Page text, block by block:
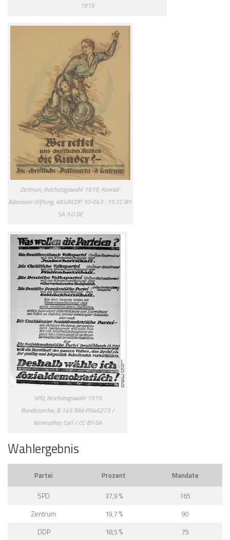
1919
Zentrum, Reichstagswahl 1919, Konrad-
Adenauer-Stiftung, KAS/ACDP 10-043 : 15 CC-BY-
SA 3.0 DE
SPD, Reichstagswahl 1919
Bundesarchiv, B 145 Bild-P046273 /
Weinrother, Carl / CC-BY-SA
Wahlergebnis
Partei Prozent
Mandate
SPD
37,9 %
165
Zentrum
19,7 %
90
DDP
18,5 % 75